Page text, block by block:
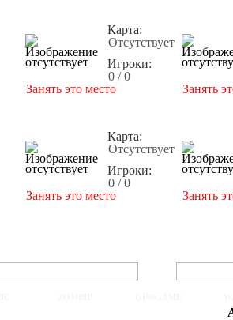
Карта:
Отсутствует
Игроки:
0 / 0
Занять это место
Занять
Карта:
Отсутствует
Игроки:
0 / 0
Занять это место
Занять